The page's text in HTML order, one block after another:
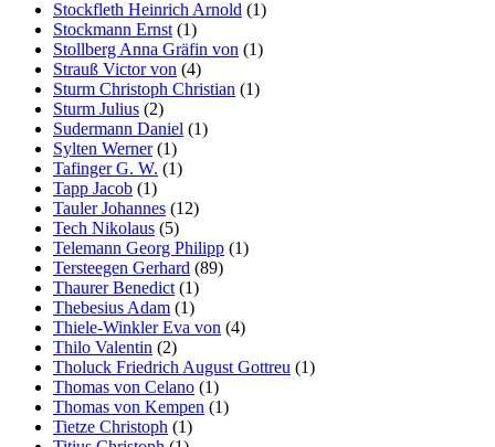
Stockfleth Heinrich Arnold (1)
Stockmann Ernst (1)
Stollberg Anna Gräfin von (1)
Strauß Victor von (4)
Sturm Christoph Christian (1)
Sturm Julius (2)
Sudermann Daniel (1)
Sylten Werner(1)
Tafinger G. W. (1)
Tapp Jacob (1)
Tauler Johannes (12)
Tech Nikolaus (5)
Telemann Georg Philipp (1)
Tersteegen Gerhard (89)
Thaurer Benedict (1)
Thebesius Adam (1)
Thiele-Winkler Eva von (4)
Thilo Valentin (2)
Tholuck Friedrich August Gottreu (1)
Thomas von Celano (1)
Thomas von Kempen (1)
Tietze Christoph (1)